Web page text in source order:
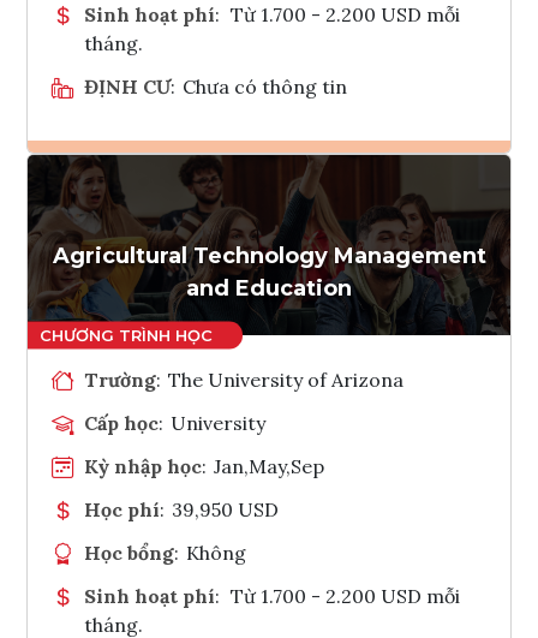
Sinh hoạt phí: Từ 1.700 - 2.200 USD mỗi
tháng.
ĐỊNH CƯ: Chưa có thông tin
Ghi danh
Tham vấn Interlink
Agricultural Technology Management
and Education
Trường: The University of Arizona
Cấp học: University
Kỳ nhập học: Jan,May,Sep
Học phí: 39,950 USD
Học bổng: Không
Sinh hoạt phí: Từ 1.700 - 2.200 USD mỗi
tháng.